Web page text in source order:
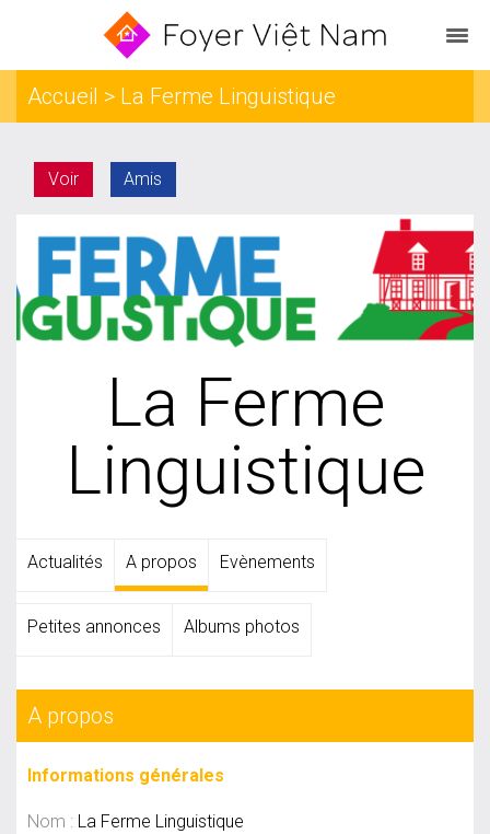
Accueil > La Ferme Linguistique
Voir Amis
La Ferme
Linguistique
Actualités A propos Evènements
Petites annonces Albums photos
A propos
Informations générales
Nom : La Ferme Linguistique